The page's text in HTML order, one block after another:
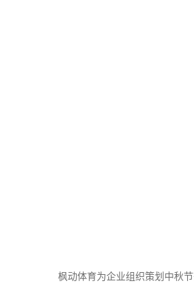
枫动体育为企业组织策划中秋